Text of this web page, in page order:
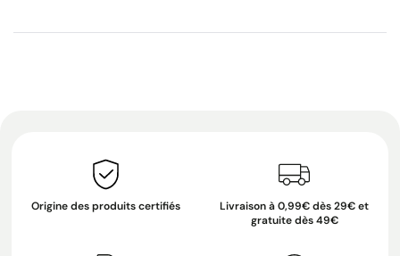
Origine des produits certifiés
Livraison à 0,99€ dès 29€ et
gratuite dès 49€